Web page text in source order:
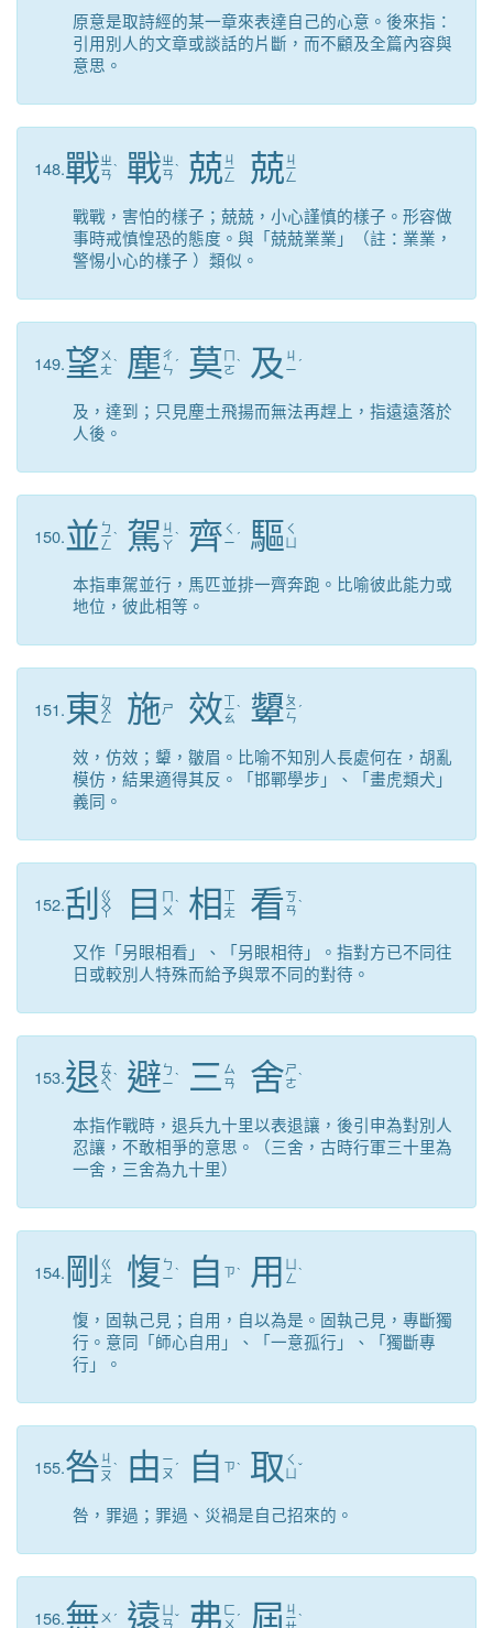
原意是取詩經的某一章來表達自己的心意。後來指：
引用別人的文章或談話的片斷，而不顧及全篇內容與
意思。
148.戰ㄓ
ㄢˋ 戰ㄓ
ㄢˋ 兢 ㄐ
ㄧ
ㄥ 兢 ㄐ
ㄧ
ㄥ
戰戰，害怕的樣子；兢兢，小心謹慎的樣子。形容做
事時戒慎惶恐的態度。與「兢兢業業」（註：業業，
警惕小心的樣子 ）類似。
149.望 ㄨ
ㄤˋ 塵ㄔ
ㄣ ˊ 莫 ㄇ
ㄛˋ 及 ㄐ
ㄧ ˊ
及，達到；只見塵土飛揚而無法再趕上，指遠遠落於
人後。
150.並 ㄅ
ㄧ
ㄥ
ˋ 駕 ㄐ
ㄧ
ㄚ
ˋ 齊 ㄑ
ㄧ ˊ 驅 ㄑ
本指車駕並行，馬匹並排一齊奔跑。比喻彼此能力或
地位，彼此相等。
151.東 ㄉ
ㄨ
ㄥ 施ㄕ 效ㄒ
ㄧ
ㄠ
ˋ 顰 ㄆ
ㄧ
ㄣ
ˊ
效，仿效；顰，皺眉。比喻不知別人長處何在，胡亂
模仿，結果適得其反。「邯鄲學步」、「畫虎類犬」
義同。
152.刮 ㄍ
ㄨ
ㄚ 目
ㄇ
ㄨ ˋ 相 ㄒ
ㄧ
ㄤ 看 ㄎ
ㄢˋ
又作「另眼相看」、「另眼相待」。指對方已不同往
日或較別人特殊而給予與眾不同的對待。
153.退ㄊ
ㄨ
ㄟ
ˋ 避 ㄅ
ㄧˋ 三 ㄙ
ㄢ
舍ㄕ
ㄜˋ
本指作戰時，退兵九十里以表退讓，後引申為對別人
忍讓，不敢相爭的意思。（三舍，古時行軍三十里為
一舍，三舍為九十里）
154. 剛
ㄍ
ㄤ
愎 ㄅ
ㄧˋ 自 ㄗˋ 用 ㄥ ˋ
愎，固執己見；自用，自以為是。固執己見，專斷獨
行。意同「師心自用」、「一意孤行」、「獨斷專
行」。
155.咎 ㄐ
ㄧ
ㄡ
ˋ 由 ㄧ
ㄡ ˊ 自 ㄗˋ 取 ㄑ
ˇ
咎，罪過；罪過、災禍是自己招來的。
156.無 ㄨ ˊ 遠 ㄢˇ 弗 ㄈ
ㄨ ˊ 屆 ㄐ
ㄧˋ